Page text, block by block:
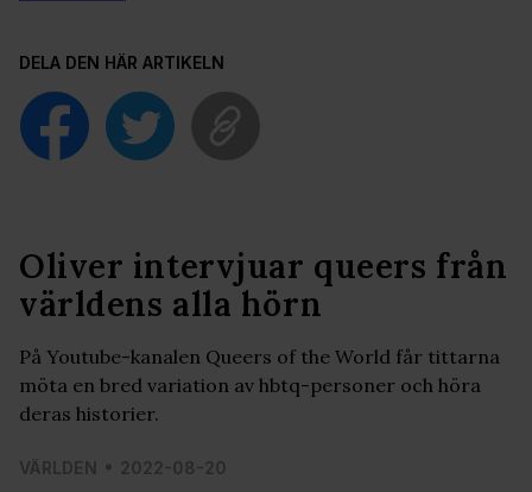
DELA DEN HÄR ARTIKELN
Oliver intervjuar queers från
världens alla hörn
På Youtube-kanalen Queers of the World får tittarna
möta en bred variation av hbtq-personer och höra
deras historier.
VÄRLDEN 2022-08-20